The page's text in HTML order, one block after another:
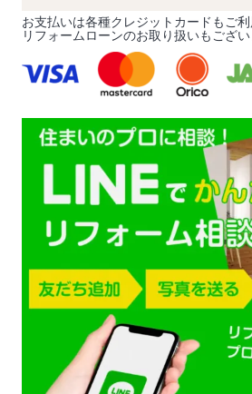
お支払いは各種クレジットカードもご利
リフォームローンのお取り扱いもござい